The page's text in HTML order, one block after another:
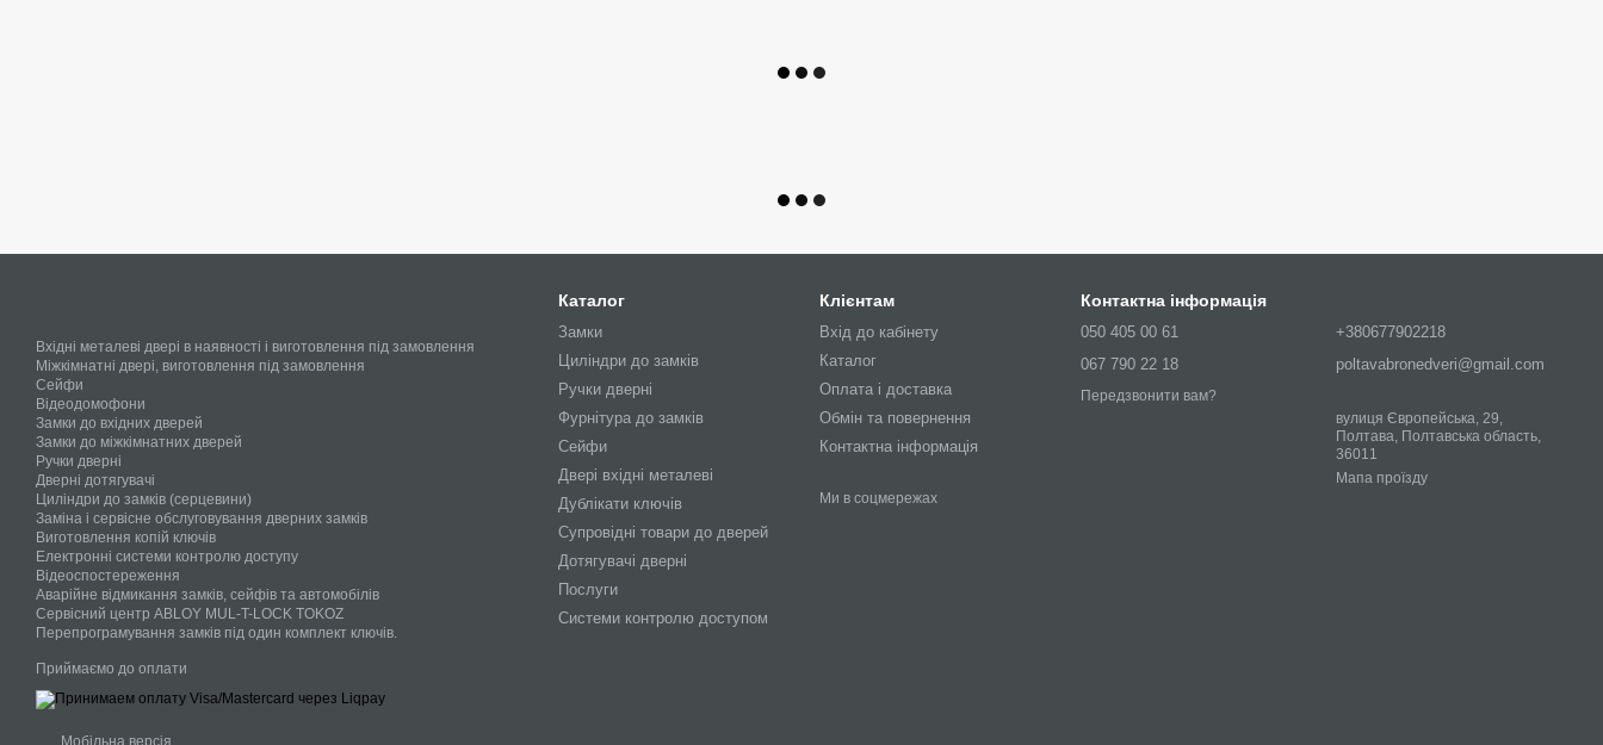
Вхідні металеві двері в наявності і виготовлення під замовлення
Міжкімнатні двері, виготовлення під замовлення
Сейфи
Відеодомофони
Замки до вхідних дверей
Замки до міжкімнатних дверей
Ручки дверні
Дверні дотягувачі
Циліндри до замків (серцевини)
Заміна і сервісне обслуговування дверних замків
Виготовлення копій ключів
Електронні системи контролю доступу
Відеоспостереження
Аварійне відмикання замків, сейфів та автомобілів
Сервісний центр ABLOY MUL-T-LOCK TOKOZ
Перепрограмування замків під один комплект ключів.
Приймаємо до оплати
Мобільна версія
Каталог
Замки
Циліндри до замків
Ручки дверні
Фурнітура до замків
Сейфи
Двері вхідні металеві
Дублікати ключів
Супровідні товари до дверей
Дотягувачі дверні
Послуги
Системи контролю доступом
Клієнтам
Вхід до кабінету
Каталог
Оплата і доставка
Обмін та повернення
Контактна інформація
Ми в соцмережах
Контактна інформація
050 405 00 61
067 790 22 18
Передзвонити вам?
+380677902218
poltavabronedveri@gmail.com
вулиця Європейська, 29,
Полтава, Полтавська область,
36011
Мапа проїзду